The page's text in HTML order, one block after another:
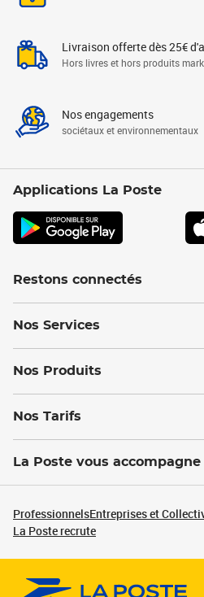
Livraison offerte dès 25€
Hors livres et hors produits
Nos engagements
sociétaux et environnementaux
Applications La Poste
Restons connectés
Nos Services
Nos Produits
Nos Tarifs
La Poste vous accompagne
ProfessionnelsEntreprises et
La Poste recrute